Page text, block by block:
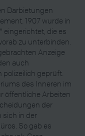
Darbietungen
1907 wurde in
eingerichtet, die es
zu unterbinden.
Anzeige
auch
polizeilich geprüft.
des Inneren im
öffentliche Arbeiten
der
sich in der
So gab es